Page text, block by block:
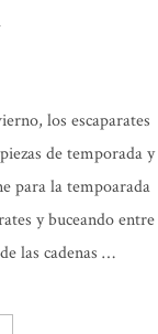
los escaparates
de temporada y
para la tempoarada
y buceando entre
las cadenas …